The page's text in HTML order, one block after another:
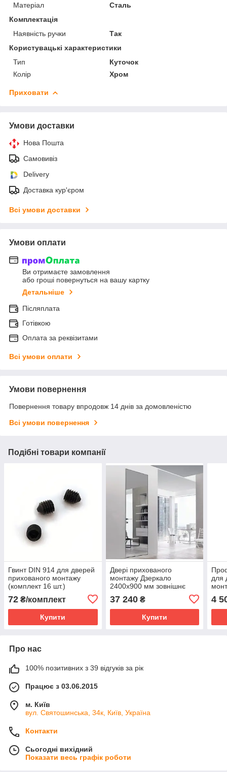
Матеріал
Сталь
Комплектація
Наявність ручки
Так
Користувацькi характеристики
Тип
Куточок
Колір
Хром
Приховати
Умови доставки
Нова Пошта
Самовивіз
Delivery
Доставка кур'єром
Всі умови доставки
Умови оплати
Ви отримаєте замовлення
або гроші повернуться на вашу картку
Детальніше
Післяплата
Готівкою
Оплата за реквізитами
Всі умови оплати
Умови повернення
Повернення товару впродовж 14 днів за домовленістю
Всі умови повернення
Подібні товари компанії
Гвинт DIN 914 для дверей
прихованого монтажу
(комплект 16 шт.)
72 ₴/комплект
Купити
Двері прихованого
монтажу Дзеркало
2400х900 мм зовнішнє
37 240₴
Купити
для
4
Про нас
100% позитивних з 39 відгуків за рік
Працює з 03.06.2015
м. Київ
вул. Святошинська, 34к, Київ, Україна
Контакти
Сьогодні вихідний
Показати весь графік роботи